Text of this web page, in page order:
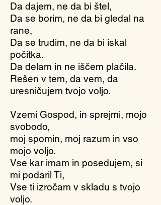
Da dajem, ne da bi štel,
Da se borim, ne da bi gledal na
rane,
Da se trudim, ne da bi iskal
počitka.
Da delam in ne iščem plačila.
Rešen v tem, da vem, da
uresničujem tvojo voljo.
Vzemi Gospod, in sprejmi, mojo
svobodo,
moj spomin, moj razum in vso
mojo voljo.
Vse kar imam in posedujem, si
mi podaril Ti,
Vse ti izročam v skladu s tvojo
voljo.